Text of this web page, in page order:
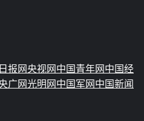
报网央视网中国青年网中国经
广网光明网中国军网中国新闻